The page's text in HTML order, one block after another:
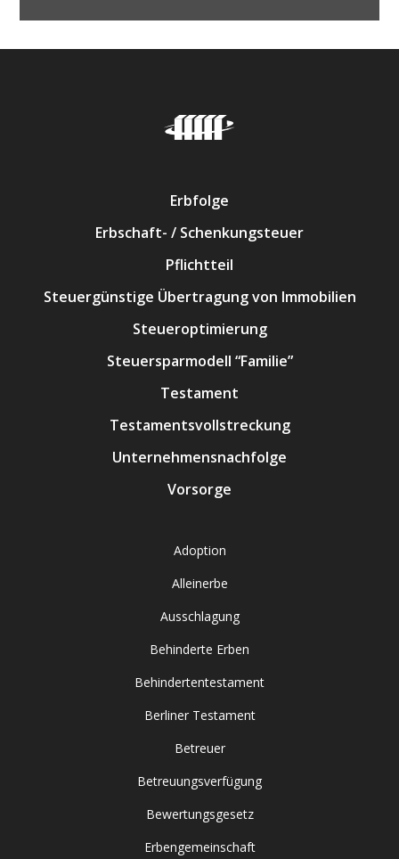
Erbfolge
Erbschaft- / Schenkungsteuer
Pflichtteil
Steuergünstige Übertragung von Immobilien
Steueroptimierung
Steuersparmodell “Familie”
Testament
Testamentsvollstreckung
Unternehmensnachfolge
Vorsorge
Adoption
Alleinerbe
Ausschlagung
Behinderte Erben
Behindertentestament
Berliner Testament
Betreuer
Betreuungsverfügung
Bewertungsgesetz
Erbengemeinschaft